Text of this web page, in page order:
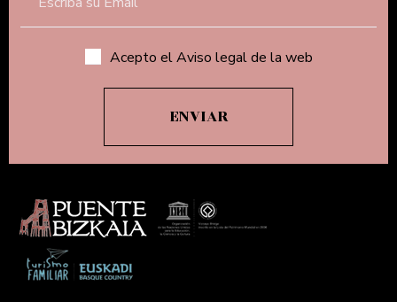
Acepto el Aviso legal de la web